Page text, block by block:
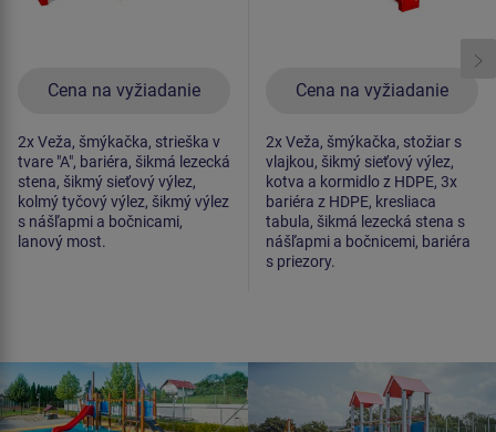
Cena na vyžiadanie
2x Veža, šmýkačka, strieška v
tvare "A", bariéra, šikmá lezecká
stena, šikmý sieťový výlez,
kolmý tyčový výlez, šikmý výlez
s nášľapmi a bočnicami,
lanový most.
Cena na vyžiadanie
2x Veža, šmýkačka, stožiar s
vlajkou, šikmý sieťový výlez,
kotva a kormidlo z HDPE, 3x
bariéra z HDPE, kresliaca
tabula, šikmá lezecká stena s
nášľapmi a bočnicemi, bariéra
s priezory.